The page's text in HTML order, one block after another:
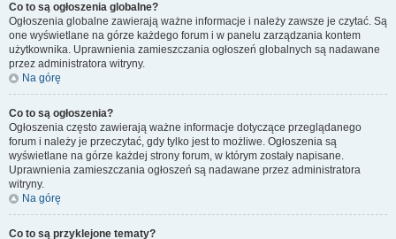
Co to są ogłoszenia globalne?
Ogłoszenia globalne zawierają ważne informacje i należy zawsze je czytać. Są
one wyświetlane na górze każdego forum i w panelu zarządzania kontem
użytkownika. Uprawnienia zamieszczania ogłoszeń globalnych są nadawane
przez administratora witryny.
Na górę
Co to są ogłoszenia?
Ogłoszenia często zawierają ważne informacje dotyczące przeglądanego
forum i należy je przeczytać, gdy tylko jest to możliwe. Ogłoszenia są
wyświetlane na górze każdej strony forum, w którym zostały napisane.
Uprawnienia zamieszczania ogłoszeń są nadawane przez administratora
witryny.
Na górę
Co to są przyklejone tematy?